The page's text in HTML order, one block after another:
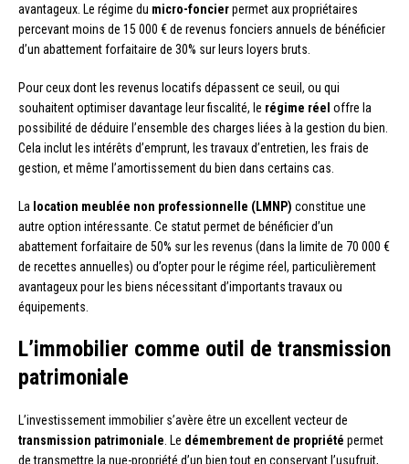
avantageux. Le régime du micro-foncierpermet aux propriétaires
percevant moins de 15 000 € de revenus fonciers annuels de bénéficier
d’un abattement forfaitaire de 30% sur leurs loyers bruts.
Pour ceux dont les revenus locatifs dépassent ce seuil, ou qui
souhaitent optimiser davantage leur fiscalité, le régime réel offre la
possibilité de déduire l’ensemble des charges liées à la gestion du bien.
Cela inclut les intérêts d’emprunt, les travaux d’entretien, les frais de
gestion, et même l’amortissement du bien dans certains cas.
La location meublée non professionnelle (LMNP) constitue une
autre option intéressante. Ce statut permet de bénéficier d’un
abattement forfaitaire de 50% sur les revenus (dans la limite de 70 000 €
de recettes annuelles) ou d’opter pour le régime réel, particulièrement
avantageux pour les biens nécessitant d’importants travaux ou
équipements.
L’immobilier comme outil de transmission
patrimoniale
L’investissement immobilier s’avère être un excellent vecteur de
transmission patrimoniale . Le démembrement de propriété permet
de transmettre la nue-propriété d’un bien tout en conservant l’usufruit,